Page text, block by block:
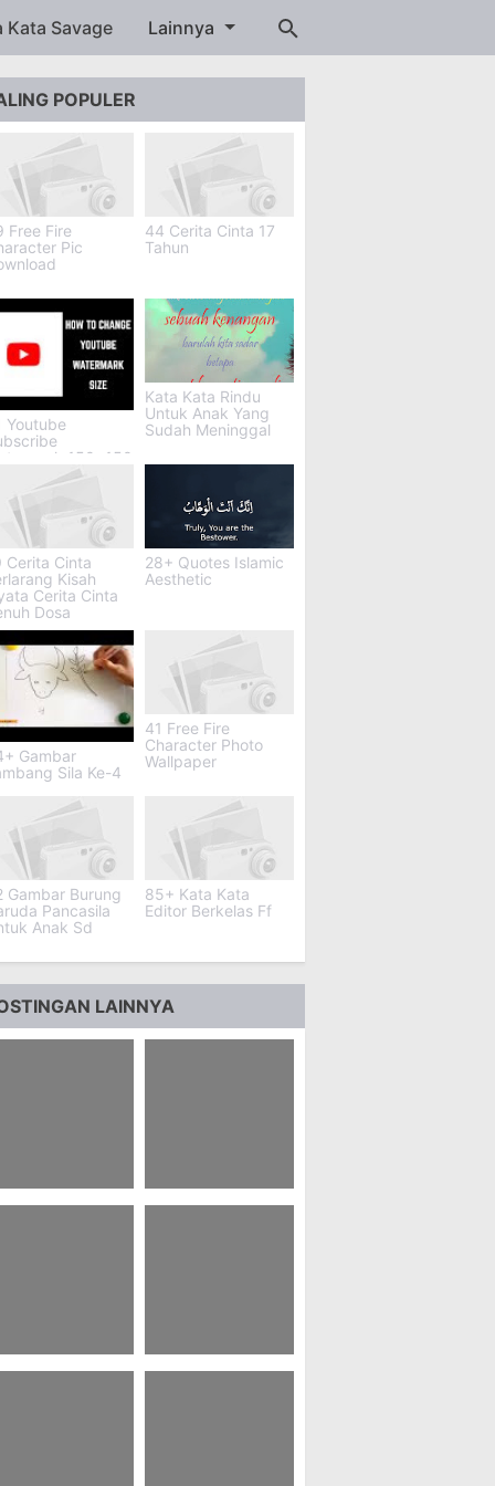
Kata Savage Lainnya
POPULER
Free Fire
Pic
44 Cerita Cinta 17
Tahun
Youtube
150x150
Kata Kata Rindu
Untuk Anak Yang
Sudah Meninggal
Cerita Cinta
Kisah
Cerita Cinta
Dosa
28+ Quotes Islamic
Aesthetic
Gambar
Sila Ke-4
41 Free Fire
Character Photo
Wallpaper
Gambar Burung
Pancasila
Anak Sd
85+ Kata Kata
Editor Berkelas Ff
LAINNYA
Tts Ips Kelas 9
54 Dzikir Hari
Contoh
72 Kata Mutiara